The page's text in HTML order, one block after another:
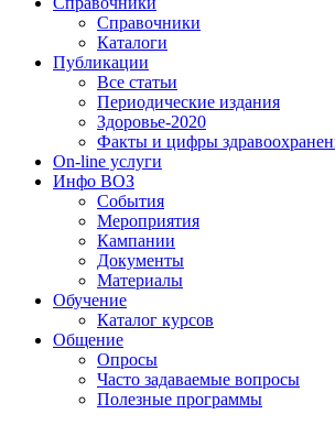
Справочники
Каталоги
Публикации
Все статьи
Периодические издания
Здоровье-2020
Факты и цифры
On-line услуги
Инфо ВОЗ
События
Мероприятия
Кампании
Документы
Материалы
Обучение
Каталог курсов
Общение
Опросы
Часто задаваемые вопросы
Полезные программы